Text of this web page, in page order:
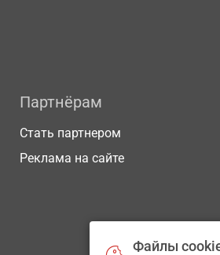
Партнёрам
Стать партнером
Реклама на сайте
Файлы